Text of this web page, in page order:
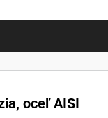
oceľ AISI